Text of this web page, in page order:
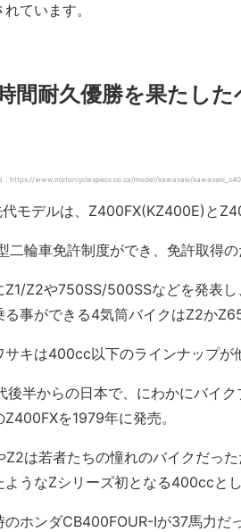
ています。
間耐久優勝を果たし
：https://www.motorcyclespecs.co.za/model/kawasaki/
モデルは、Z400FX(KZ400E)と
二輪車免許制度ができ、免許取得
Z1/Z2や750SS/500SSなどを発表
る事ができる4気筒バイクはZ2か
サキは400cc以下のラインナップが
後半からの日本で、にわかにバイ
を1979年に発売。
Z2は若者たちの憧れのバイクだっ
ようなZシリーズ初となる400ccと
のホンダCB400FOUR-Ⅰが37馬力だ